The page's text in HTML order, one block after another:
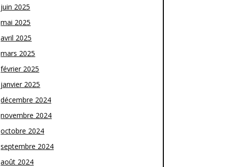
juin 2025
mai 2025
avril 2025
mars 2025
février 2025
janvier 2025
décembre 2024
novembre 2024
octobre 2024
septembre 2024
août 2024